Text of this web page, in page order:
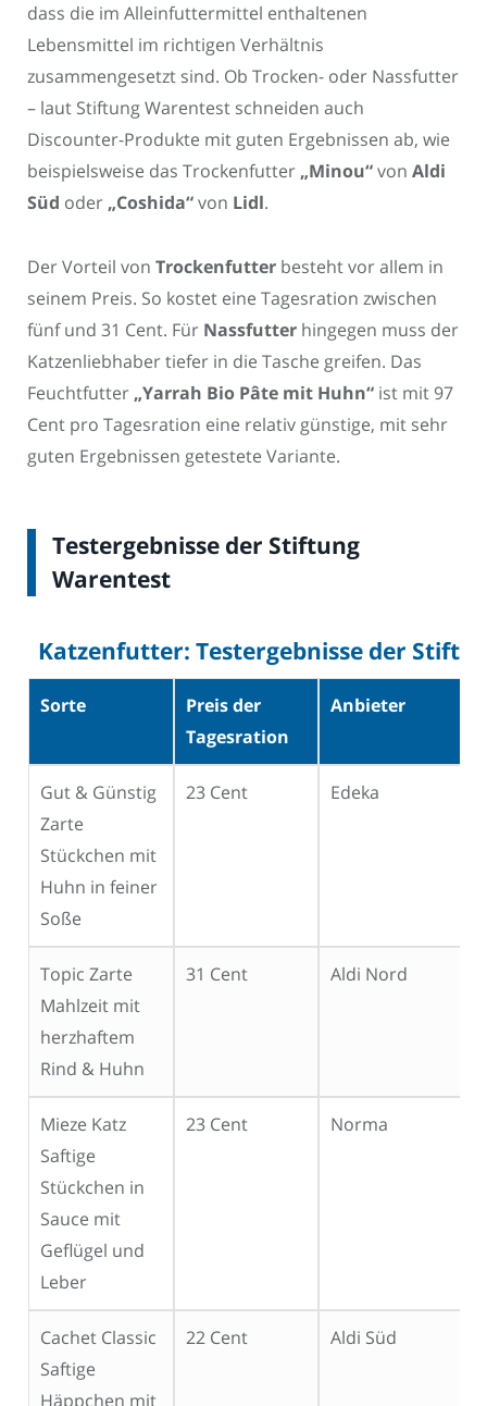
dass die im Alleinfuttermittel enthaltenen
Lebensmittel im richtigen Verhältnis
zusammengesetzt sind. Ob Trocken- oder Nassfutter
– laut Stiftung Warentest schneiden auch
Discounter-Produkte mit guten Ergebnissen ab, wie
beispielsweise das Trockenfutter „Minou“von Aldi
Süd oder „Coshida“von Lidl.
Der Vorteil von Trockenfutter besteht vor allem in
seinem Preis. So kostet eine Tagesration zwischen
fünf und 31 Cent. Für Nassfutter hingegen muss der
Katzenliebhaber tiefer in die Tasche greifen. Das
Feuchtfutter „Yarrah Bio Pâte mit Huhn“ ist mit 97
Cent pro Tagesration eine relativ günstige, mit sehr
guten Ergebnissen getestete Variante.
Testergebnisse der Stiftung
Warentest
Katzenfutter: Testergebnisse der
Sorte
Preis der
Tagesration
Anbieter
Gut & Günstig
Zarte
Stückchen mit
Huhn in feiner
Soße
23 Cent Edeka
Topic Zarte
Mahlzeit mit
herzhaftem
Rind & Huhn
31 Cent Aldi Nord
Mieze Katz
Saftige
Stückchen in
Sauce mit
Geflügel und
Leber
23 Cent Norma
Cachet Classic
Saftige
Häppchen mit
22 Cent Aldi Süd